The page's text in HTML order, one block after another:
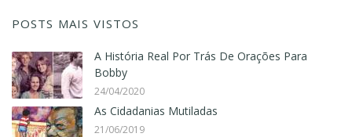
POSTS MAIS VISTOS
A História Real Por Trás De Orações Para
Bobby
24/04/2020
As Cidadanias Mutiladas
21/06/2019